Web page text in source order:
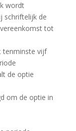
wordt
schriftelijk de
tot
tenminste vijf
de optie
om de optie in